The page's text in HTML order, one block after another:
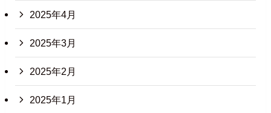
2025年4月
2025年3月
2025年2月
2025年1月